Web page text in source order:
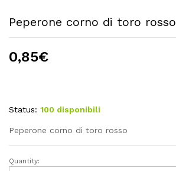
Peperone corno di toro rosso
0,85€
Status: 100 disponibili
Peperone corno di toro rosso
Peperone
Quantity: